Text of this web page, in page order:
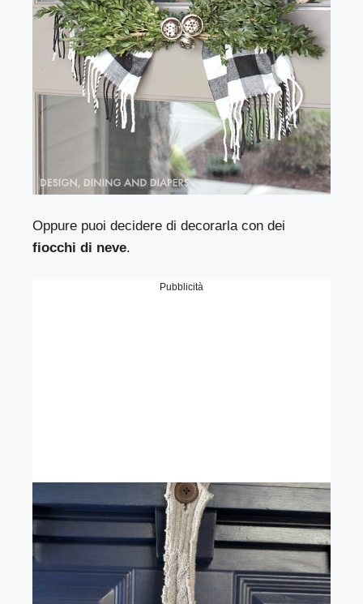
Oppure puoi decidere di decorarla con dei
fiocchi di neve.
Pubblicità